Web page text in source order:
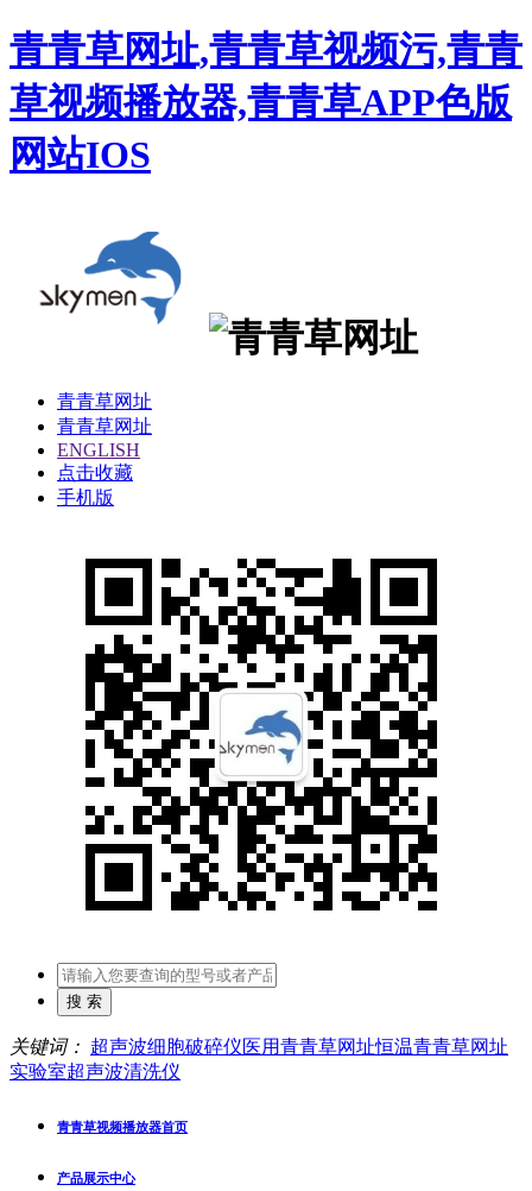
青青草网址,青青草视频污,青青
草视频播放器,青青草APP色版
网站IOS
青青草网址
青青草网址
ENGLISH
点击收藏
手机版
关键词： 超声波细胞破碎仪医用青青草网址恒温青青草网址
实验室超声波清洗仪
青青草视频播放器首页
产品展示中心